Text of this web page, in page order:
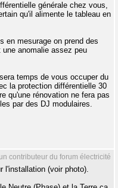
générale chez vous,
qu'il alimente le tableau en
en mesurage on prend des
anomalie assez peu
temps de vous occuper du
la protection différentielle 30
qu'une rénovation ne fera pas
par des DJ modulaires.
contributeur du forum électricité
l'installation (voir photo).